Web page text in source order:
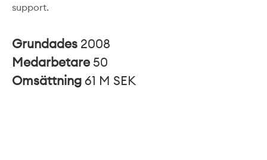
support.
Grundades 2008
Medarbetare 50
Omsättning61 M SEK